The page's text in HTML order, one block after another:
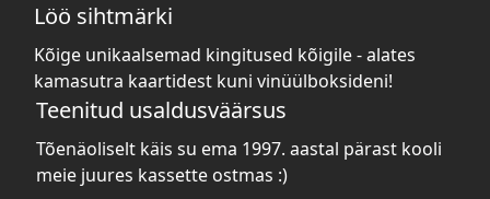
Löö sihtmärki
Kõige unikaalsemad kingitused kõigile - alates
kamasutra kaartidest kuni vinüülboksideni!
Teenitud usaldusväärsus
Tõenäoliselt käis su ema 1997. aastal pärast kooli
meie juures kassette ostmas :)